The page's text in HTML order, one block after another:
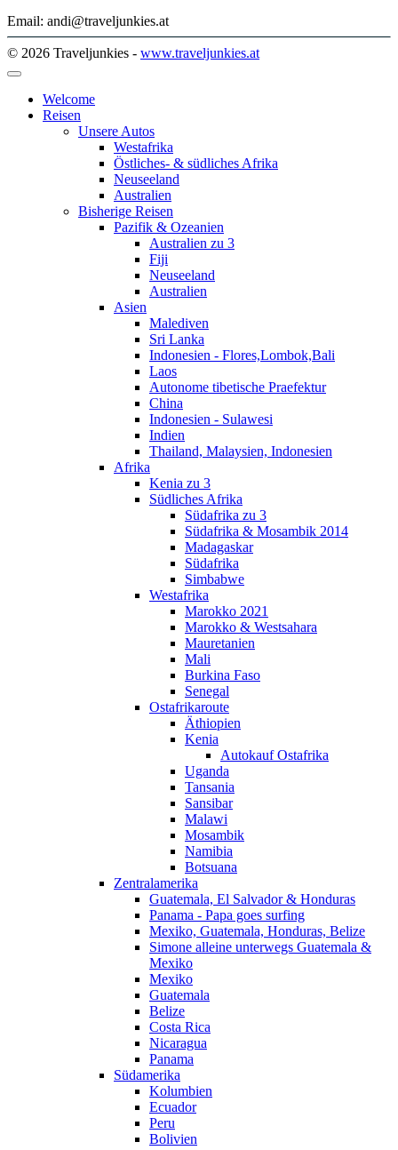
Email: andi@traveljunkies.at
© 2026 Traveljunkies - www.traveljunkies.at
Welcome
Reisen
Unsere Autos
Westafrika
Östliches- & südliches Afrika
Neuseeland
Australien
Bisherige Reisen
Pazifik & Ozeanien
Australien zu 3
Fiji
Neuseeland
Australien
Asien
Malediven
Sri Lanka
Indonesien - Flores,Lombok,Bali
Laos
Autonome tibetische Praefektur
China
Indonesien - Sulawesi
Indien
Thailand, Malaysien, Indonesien
Afrika
Kenia zu 3
Südliches Afrika
Südafrika zu 3
Südafrika & Mosambik 2014
Madagaskar
Südafrika
Simbabwe
Westafrika
Marokko 2021
Marokko & Westsahara
Mauretanien
Mali
Burkina Faso
Senegal
Ostafrikaroute
Äthiopien
Kenia
Autokauf Ostafrika
Uganda
Tansania
Sansibar
Malawi
Mosambik
Namibia
Botsuana
Zentralamerika
Guatemala, El Salvador & Honduras
Panama - Papa goes surfing
Mexiko, Guatemala, Honduras, Belize
Simone alleine unterwegs Guatemala &
Mexiko
Mexiko
Guatemala
Belize
Costa Rica
Nicaragua
Panama
Südamerika
Kolumbien
Ecuador
Peru
Bolivien